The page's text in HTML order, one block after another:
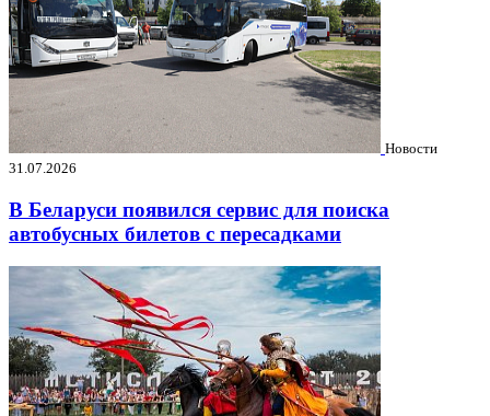
Новости
31.07.2026
В Беларуси появился сервис для поиска
автобусных билетов с пересадками